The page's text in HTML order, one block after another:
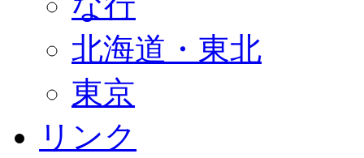
北海道・東北
東京
リンク